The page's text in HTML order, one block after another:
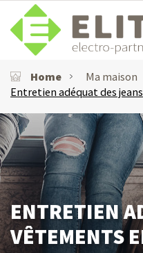
Home Ma maison
Entretien adéquat des jeans
ENTRETIEN
VÊTEMENTS